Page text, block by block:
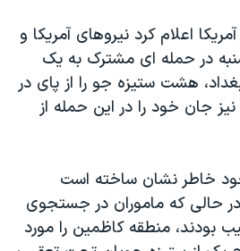
نوبل صلح
«سی‌پک»
اعلام کرد نيروهای آمريکا و
در حمله ای مشترک به يک
هشت ستيزه جو را از پای در
جان خود را در اين حمله از
خود خاطر نشان ساخته است
در حالی که ماموران در جستجوی
بودند، منطقه کاظمين را مورد